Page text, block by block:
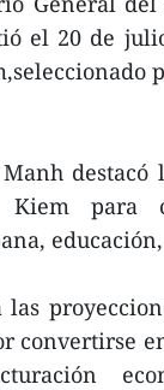
el 20 de
para
las
convertirse